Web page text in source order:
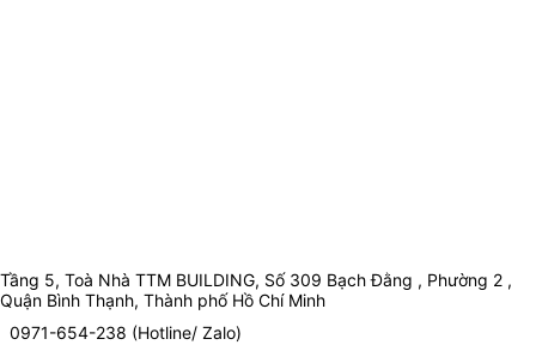
Tầng 5, Toà Nhà TTM BUILDING, Số 309 Bạch Đằng , Phường 2 ,
Quận Bình Thạnh, Thành phố Hồ Chí Minh
0971-654-238 (Hotline/ Zalo)